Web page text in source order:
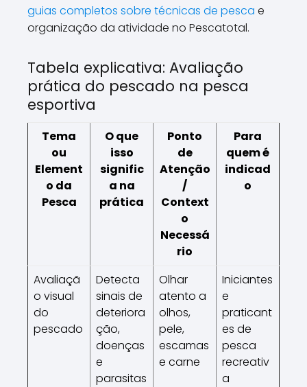
guias completos sobre técnicas de pesca e
organização da atividade no Pescatotal.
Tabela explicativa: Avaliação
prática do pescado na pesca
esportiva
Tema
ou
Element
o da
Pesca
O que
isso
signific
a na
prática
Ponto
de
Atenção
/
Context
o
Necessá
rio
Para
quem é
indicad
o
Avaliaçã
o visual
do
pescado
Detecta
sinais de
deteriora
ção,
doenças
e
parasitas
Olhar
atento a
olhos,
pele,
escamas
e carne
Iniciantes
e
praticant
es de
pesca
recreativ
a